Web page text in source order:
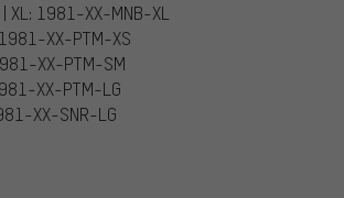
1981-XX-MNB-XL
XX-PTM-XS
XX-PTM-SM
XX-PTM-LG
XX-SNR-LG